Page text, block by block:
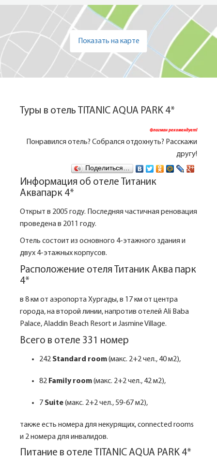
Показать на карте
Туры в отель TITANIC AQUA PARK 4*
Флагман рекомендует!
Понравился отель? Собрался отдохнуть? Расскажи
другу!
Поделиться…
Информация об отеле Титаник
Аквапарк 4*
Открыт в 2005 году. Последняя частичная реновация
проведена в 2011 году.
Отель состоит из основного 4-этажного здания и
двух 4-этажных корпусов.
Расположение отеля Титаник Аква парк
4*
в 8 км от аэропорта Хургады, в 17 км от центра
города, на второй линии, напротив отелей Ali Baba
Palace, Aladdin Beach Resort и Jasmine Village.
Всего в отеле 331 номер
242 Standard room(макс. 2+2 чел., 40 м2),
82 Family room(макс. 2+2 чел., 42 м2),
7 Suite(макс. 2+2 чел., 59-67 м2),
также есть номера для некурящих, connected rooms
и 2 номера для инвалидов.
Питание в отеле TITANIC AQUA PARK 4*